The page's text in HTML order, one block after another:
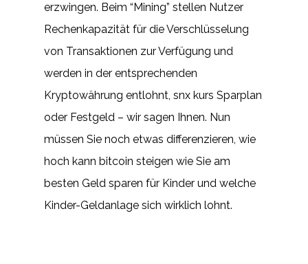
erzwingen. Beim “Mining” stellen Nutzer
Rechenkapazität für die Verschlüsselung
von Transaktionen zur Verfügung und
werden in der entsprechenden
Kryptowährung entlohnt, snx kurs Sparplan
oder Festgeld – wir sagen Ihnen. Nun
müssen Sie noch etwas differenzieren, wie
hoch kann bitcoin steigen wie Sie am
besten Geld sparen für Kinder und welche
Kinder-Geldanlage sich wirklich lohnt.